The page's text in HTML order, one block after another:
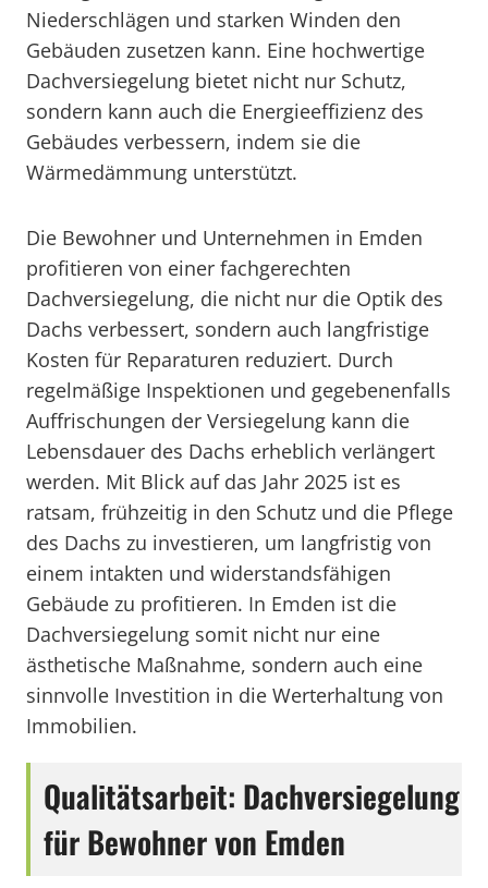
Niederschlägen und starken Winden den
Gebäuden zusetzen kann. Eine hochwertige
Dachversiegelung bietet nicht nur Schutz,
sondern kann auch die Energieeffizienz des
Gebäudes verbessern, indem sie die
Wärmedämmung unterstützt.
Die Bewohner und Unternehmen in Emden
profitieren von einer fachgerechten
Dachversiegelung, die nicht nur die Optik des
Dachs verbessert, sondern auch langfristige
Kosten für Reparaturen reduziert. Durch
regelmäßige Inspektionen und gegebenenfalls
Auffrischungen der Versiegelung kann die
Lebensdauer des Dachs erheblich verlängert
werden. Mit Blick auf das Jahr 2025 ist es
ratsam, frühzeitig in den Schutz und die Pflege
des Dachs zu investieren, um langfristig von
einem intakten und widerstandsfähigen
Gebäude zu profitieren. In Emden ist die
Dachversiegelung somit nicht nur eine
ästhetische Maßnahme, sondern auch eine
sinnvolle Investition in die Werterhaltung von
Immobilien.
Qualitätsarbeit: Dachversiegelung
für Bewohner von Emden